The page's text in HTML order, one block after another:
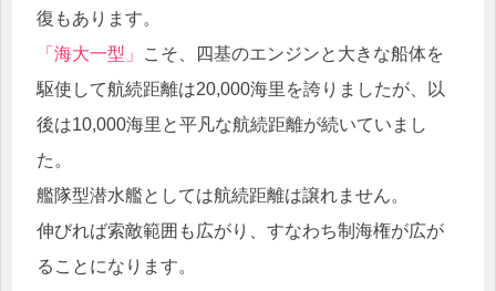
復もあります。
「海大一型」
こそ、四基のエンジンと大きな船体を
駆使して航続距離は20,000海里を誇りましたが、以
後は10,000海里と平凡な航続距離が続いていまし
た。
艦隊型潜水艦としては航続距離は譲れません。
伸びれば索敵範囲も広がり、すなわち制海権が広が
ることになります。